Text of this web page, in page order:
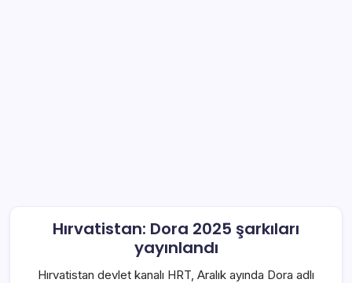
Hırvatistan: Dora 2025 şarkıları
yayınlandı
Hırvatistan devlet kanalı HRT, Aralık ayında Dora adlı